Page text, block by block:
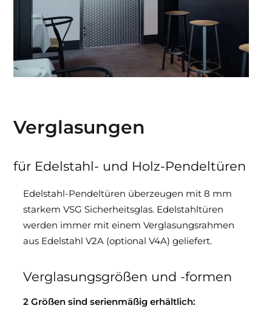
Verglasungen
für Edelstahl- und Holz-Pendeltüren
Edelstahl-Pendeltüren überzeugen mit 8 mm
starkem VSG Sicherheitsglas. Edelstahltüren
werden immer mit einem Verglasungsrahmen
aus Edelstahl V2A (optional V4A) geliefert.
Verglasungsgrößen und -formen
2 Größen sind serienmäßig erhältlich: